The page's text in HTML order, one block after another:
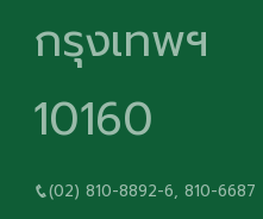
กรุงเทพฯ
10160
(02) 810-8892-6, 810-6687